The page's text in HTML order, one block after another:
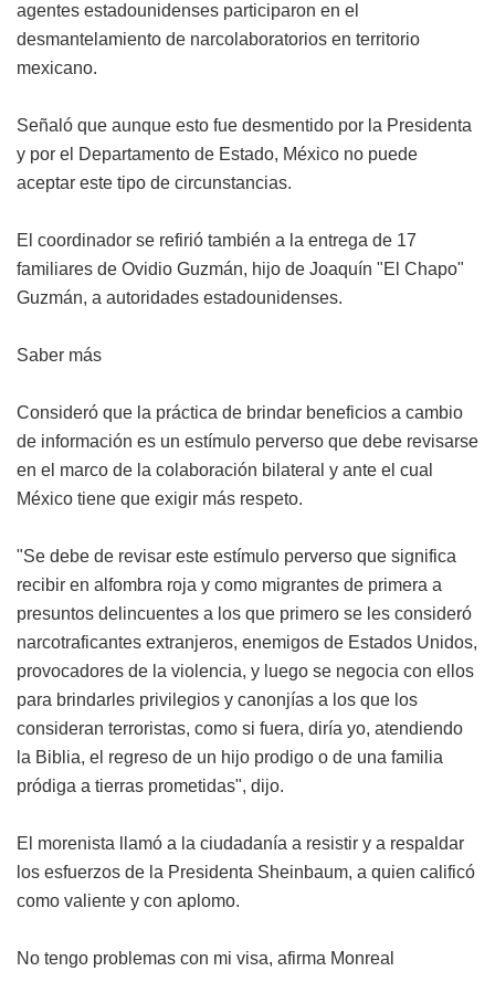
agentes estadounidenses participaron en el
desmantelamiento de narcolaboratorios en territorio
mexicano.
Señaló que aunque esto fue desmentido por la Presidenta
y por el Departamento de Estado, México no puede
aceptar este tipo de circunstancias.
El coordinador se refirió también a la entrega de 17
familiares de Ovidio Guzmán, hijo de Joaquín "El Chapo"
Guzmán, a autoridades estadounidenses.
Saber más
Consideró que la práctica de brindar beneficios a cambio
de información es un estímulo perverso que debe revisarse
en el marco de la colaboración bilateral y ante el cual
México tiene que exigir más respeto.
"Se debe de revisar este estímulo perverso que significa
recibir en alfombra roja y como migrantes de primera a
presuntos delincuentes a los que primero se les consideró
narcotraficantes extranjeros, enemigos de Estados Unidos,
provocadores de la violencia, y luego se negocia con ellos
para brindarles privilegios y canonjías a los que los
consideran terroristas, como si fuera, diría yo, atendiendo
la Biblia, el regreso de un hijo prodigo o de una familia
pródiga a tierras prometidas", dijo.
El morenista llamó a la ciudadanía a resistir y a respaldar
los esfuerzos de la Presidenta Sheinbaum, a quien calificó
como valiente y con aplomo.
No tengo problemas con mi visa, afirma Monreal